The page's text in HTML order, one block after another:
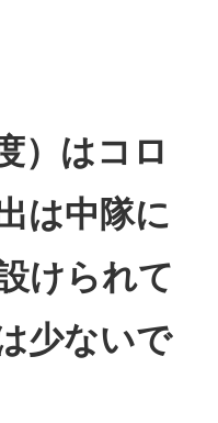
）はコロ
は中隊に
けられて
少ないで